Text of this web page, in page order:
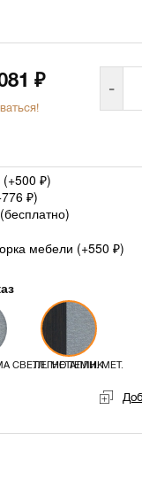
₽ -
(+500 ₽)
776 ₽)
бесплатно)
мебели (+550 ₽)
СВЕТЛ. МЕТАЛЛИК
ЛЕГНО ТЕМН. МЕТ.